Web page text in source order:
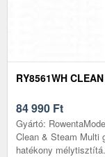
RY8561WH
84 990 Ft
Gyártó:
Clean & Steam Multi
hatékony